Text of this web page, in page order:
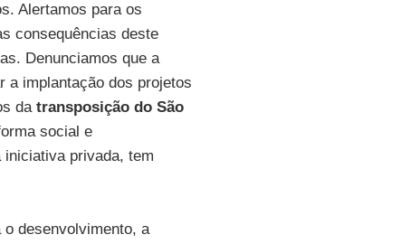
Alertamos para os
consequências deste
Denunciamos que a
a implantação dos projetos
da transposição do São
social e
privada, tem
o desenvolvimento, a